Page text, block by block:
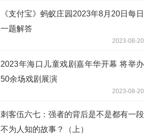
《支付宝》蚂蚁庄园2023年8月20日每日
一题解答
2023-08-20
2023年海口儿童戏剧嘉年华开幕 将举办
50余场戏剧展演
2023-08-20
刺客伍六七：强者的背后是不是都有一段
不为人知的故事？（上）